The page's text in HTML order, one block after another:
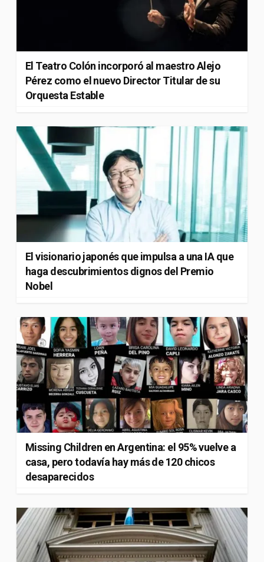
El Teatro Colón incorporó al maestro Alejo
Pérez como el nuevo Director Titular de su
Orquesta Estable
El visionario japonés que impulsa a una IA que
haga descubrimientos dignos del Premio
Nobel
Missing Children en Argentina: el 95% vuelve a
casa, pero todavía hay más de 120 chicos
desaparecidos